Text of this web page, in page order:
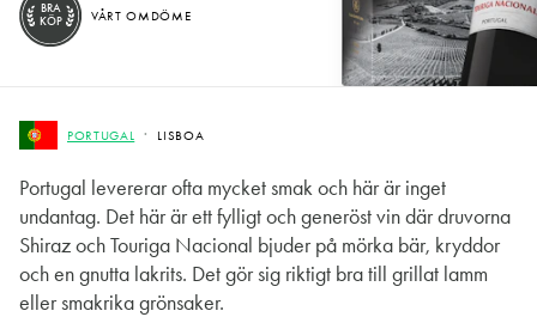
PORTUGAL LISBOA
Portugal levererar ofta mycket smak och här är inget
undantag. Det här är ett fylligt och generöst vin där druvorna
Shiraz och Touriga Nacional bjuder på mörka bär, kryddor
och en gnutta lakrits. Det gör sig riktigt bra till grillat lamm
eller smakrika grönsaker.
BRA
KÖP
VÅRT OMDÖME